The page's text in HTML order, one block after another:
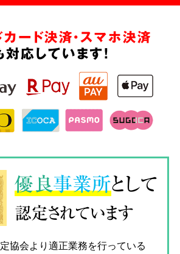
ード決済・スマホ決済
対応しています!
優良事業所として
認定されています
協会より適正業務を行っている